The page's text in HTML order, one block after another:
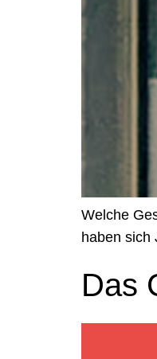
Welche
haben sich
Das